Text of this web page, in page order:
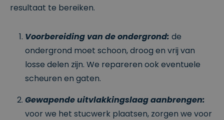
resultaat te bereiken.
Voorbereiding van de ondergrond: de
ondergrond moet schoon, droog en vrij van
losse delen zijn. We repareren ook eventuele
scheuren en gaten.
Gewapende uitvlakkingslaag aanbrengen:
voor we het stucwerk plaatsen, zorgen we voor